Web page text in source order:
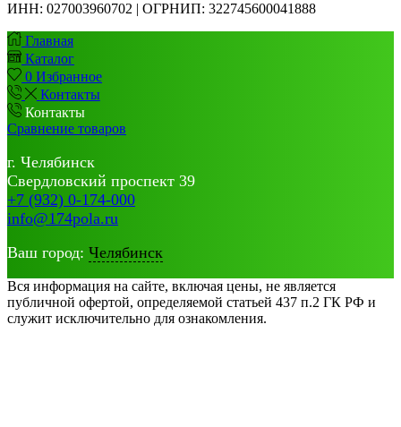
ИНН: 027003960702 | ОГРНИП: 322745600041888
Главная
Каталог
0 Избранное
Контакты
Контакты
Сравнение товаров
г. Челябинск
Свердловский проспект 39
+7 (932) 0-174-000
info@174pola.ru
Ваш город: Челябинск
Вся информация на сайте, включая цены, не является
публичной офертой, определяемой статьей 437 п.2 ГК РФ и
служит исключительно для ознакомления.